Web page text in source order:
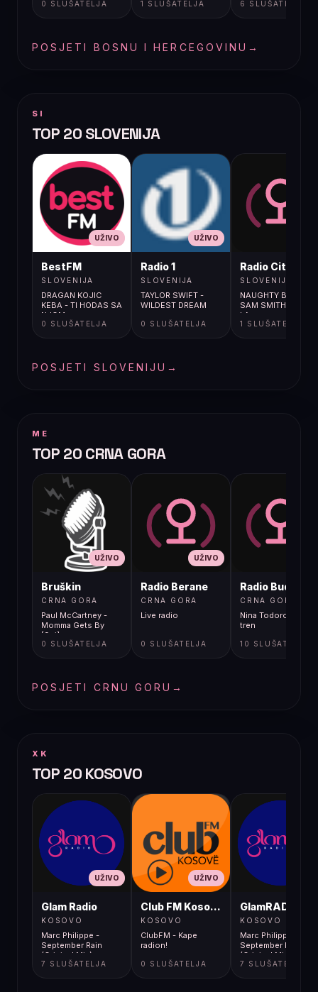
0 SLUŠATELJA 1 SLUŠATELJA 6 SLUŠATELJA
POSJETI BOSNU I HERCEGOVINU →
SI
TOP 20 SLOVENIJA
UŽIVO
BestFM
SLOVENIJA
DRAGAN KOJIC
KEBA - TI HODAS SA
NJOM
0 SLUŠATELJA
UŽIVO
Radio 1
SLOVENIJA
TAYLOR SWIFT -
WILDEST DREAM
0 SLUŠATELJA
Radio City
SLOVENIJA
NAUGHTY BOY
SAM SMITH / LA LA
LA
1 SLUŠATELJA
POSJETI SLOVENIJU →
ME
TOP 20 CRNA GORA
UŽIVO
Bruškin
CRNA GORA
Paul McCartney -
Momma Gets By
[9gj]
0 SLUŠATELJA
UŽIVO
Radio Berane
CRNA GORA
Live radio
0 SLUŠATELJA
Radio Budva
CRNA GORA
Nina Todorovic -
tren
10 SLUŠATELJA
POSJETI CRNU GORU →
XK
TOP 20 KOSOVO
UŽIVO
Glam Radio
KOSOVO
Marc Philippe -
September Rain
(Original Mix)
7 SLUŠATELJA
UŽIVO
Club FM Kosovë
KOSOVO
ClubFM - Kape
radion!
0 SLUŠATELJA
GlamRADIO
KOSOVO
Marc Philippe -
September Rain
(Original Mix)
7 SLUŠATELJA